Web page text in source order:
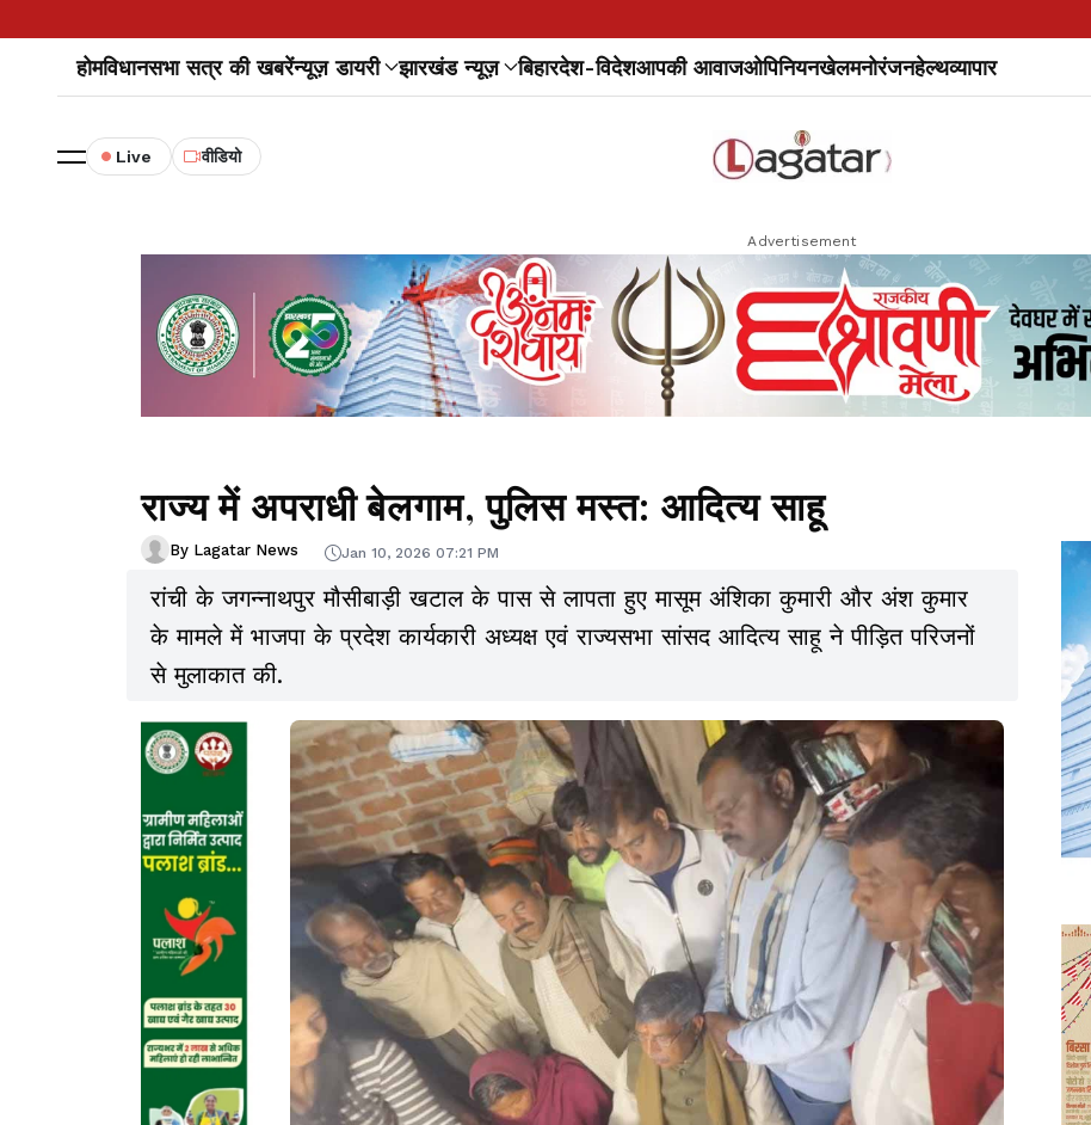
होमविधानसभा सत्र की खबरेंन्यूज़ डायरी झारखंड न्यूज़ बिहारदेश-विदेशआपकी आवाजओपिनियनखेलमनोरंजनहेल्थव्यापार
Live वीडियो
Advertisement
राज्य में अपराधी बेलगाम, पुलिस मस्त: आदित्य साहू
By Lagatar News Jan 10, 2026 07:21 PM
रांची के जगन्नाथपुर मौसीबाड़ी खटाल के पास से लापता हुए मासूम अंशिका कुमारी और अंश कुमार
के मामले में भाजपा के प्रदेश कार्यकारी अध्यक्ष एवं राज्यसभा सांसद आदित्य साहू ने पीड़ित परिजनों
से मुलाकात की.